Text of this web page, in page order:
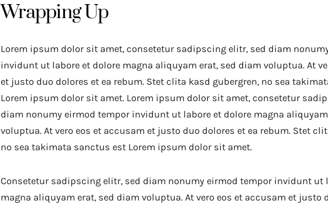
Wrapping Up
Lorem ipsum dolor sit amet, consetetur sadipscing elitr, sed diam
invidunt ut labore et dolore magna aliquyam erat, sed diam voluptua. At
et justo duo dolores et ea rebum. Stet clita kasd gubergren, no sea
Lorem ipsum dolor sit amet. Lorem ipsum dolor sit amet, consetetur
diam nonumy eirmod tempor invidunt ut labore et dolore magna
voluptua. At vero eos et accusam et justo duo dolores et ea rebum. Stet
no sea takimata sanctus est Lorem ipsum dolor sit amet.
Consetetur sadipscing elitr, sed diam nonumy eirmod tempor invidunt ut
magna aliquyam erat, sed diam voluptua. At vero eos et accusam et justo